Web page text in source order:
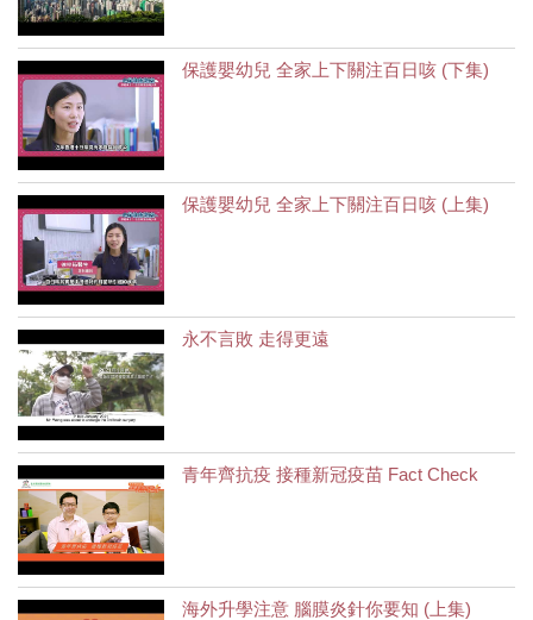
保護嬰幼兒 全家上下關注百日咳 (下集)
保護嬰幼兒 全家上下關注百日咳 (上集)
永不言敗 走得更遠
青年齊抗疫 接種新冠疫苗 Fact Check
海外升學注意 腦膜炎針你要知 (上集)